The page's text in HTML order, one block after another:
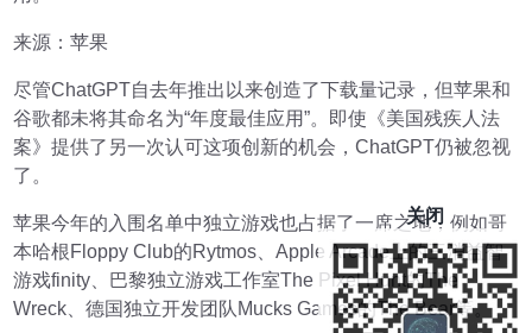
来源：苹果
尽管ChatGPT自去年推出以来创造了下载量记录，但苹果和
谷歌都未将其命名为“年度最佳应用”。即使《美国残疾人法
案》提供了另一次认可这项创新的机会，ChatGPT仍被忽视
了。
苹果今年的入围名单中独立游戏也占据了一席之地，例如哥
本哈根Floppy Club的Rytmos、Apple Arcade上的三消益智
游戏finity、巴黎独立游戏工作室The Pixel Hunt的The
Wreck、德国独立开发团队Mucks Games的The Bear等。
关闭